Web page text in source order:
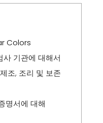
Colors
사 기관에 대해서
조, 조리 및 보존
명서에 대해